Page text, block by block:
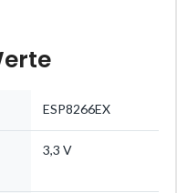
ESP8266EX
3,3 V